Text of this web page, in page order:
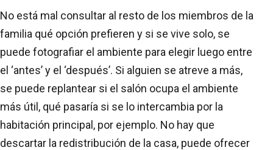
No está mal consultar al resto de los miembros de la
familia qué opción prefieren y si se vive solo, se
puede fotografiar el ambiente para elegir luego entre
el ‘antes’ y el ‘después’. Si alguien se atreve a más,
se puede replantear si el salón ocupa el ambiente
más útil, qué pasaría si se lo intercambia por la
habitación principal, por ejemplo. No hay que
descartar la redistribución de la casa, puede ofrecer